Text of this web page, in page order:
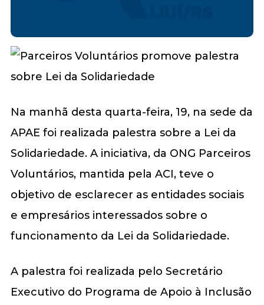
Na manhã desta quarta-feira, 19, na sede da
APAE foi realizada palestra sobre a Lei da
Solidariedade. A iniciativa, da ONG Parceiros
Voluntários, mantida pela ACI, teve o
objetivo de esclarecer as entidades sociais
e empresários interessados sobre o
funcionamento da Lei da Solidariedade.
A palestra foi realizada pelo Secretário
Executivo do Programa de Apoio à Inclusão